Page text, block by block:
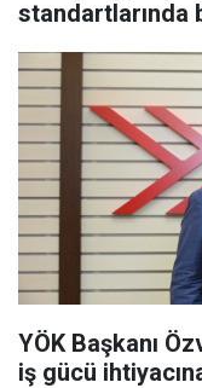
standartlarında
YÖK Başkanı
iş gücü